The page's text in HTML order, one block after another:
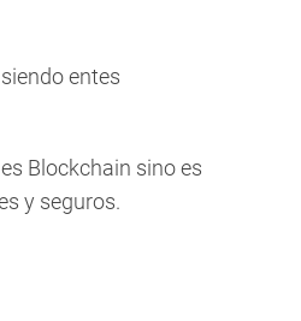
entes
Blockchain sino es
y seguros.